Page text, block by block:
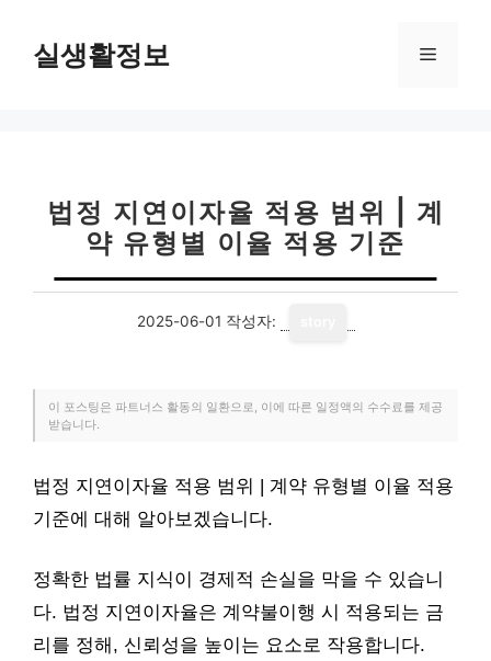
실생활정보 메
법정 지연이자율 적용 범위 | 계
약 유형별 이율 적용 기준
2025-06-01 작성자:
이 포스팅은 파트너스 활동의 일환으로, 이에 따른 일정액의 수수료를 제공
받습니다.
법정 지연이자율 적용 범위 | 계약 유형별 이율 적용
기준에 대해 알아보겠습니다.
정확한 법률 지식이 경제적 손실을 막을 수 있습니
다. 법정 지연이자율은 계약불이행 시 적용되는 금
리를 정해, 신뢰성을 높이는 요소로 작용합니다.